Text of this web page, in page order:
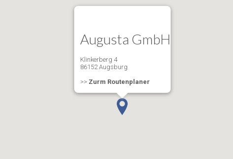
Augusta GmbH
Klinkerberg 4
86152 Augsburg
>> Zurm Routenplaner